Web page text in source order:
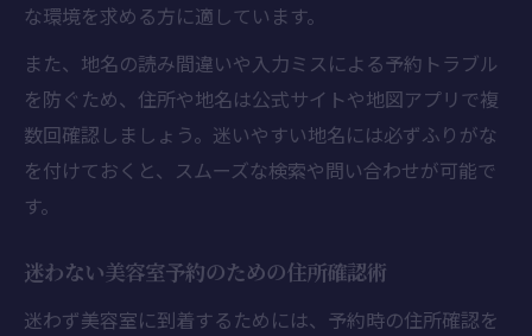
な環境を求める方に適しています。
また、地名の読み間違いや入力ミスによる予約トラブル
を防ぐため、住所や地名は公式サイトや地図アプリで複
数回確認しましょう。迷いやすい地名には必ずふりがな
を付けておくと、スムーズな検索や問い合わせが可能で
す。
迷わない美容室予約のための住所確認術
迷わず美容室に到着するためには、予約時の住所確認を